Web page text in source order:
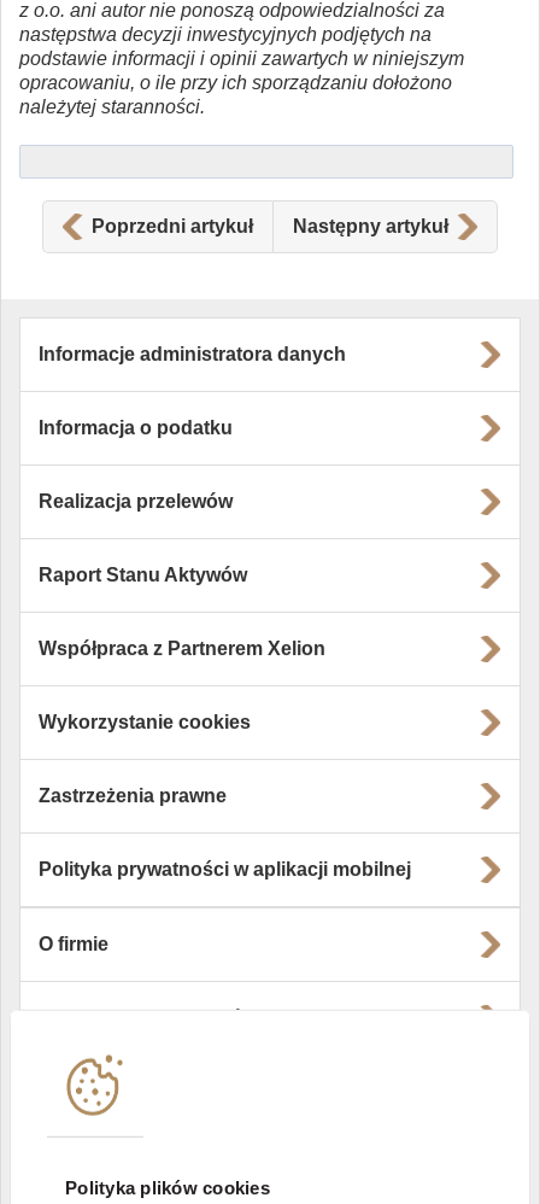
Polityka plików cookies
z o.o. ani autor nie ponoszą odpowiedzialności za
następstwa decyzji inwestycyjnych podjętych na
podstawie informacji i opinii zawartych w niniejszym
opracowaniu, o ile przy ich sporządzaniu dołożono
należytej staranności.
Poprzedni artykuł Następny artykuł
Informacje administratora danych
Informacja o podatku
Realizacja przelewów
Raport Stanu Aktywów
Współpraca z Partnerem Xelion
Wykorzystanie cookies
Zastrzeżenia prawne
Polityka prywatności w aplikacji mobilnej
O firmie
Instytucje współpracujące